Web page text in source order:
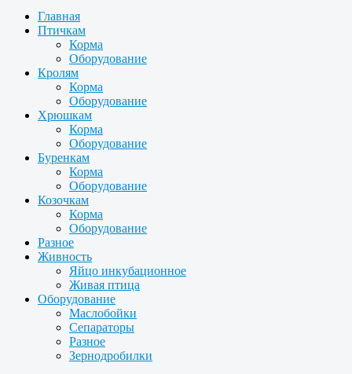
Главная
Птичкам
Корма
Оборудование
Кролям
Корма
Оборудование
Хрюшкам
Корма
Оборудование
Буренкам
Корма
Оборудование
Козочкам
Корма
Оборудование
Разное
Живность
Яйцо инкубационное
Живая птица
Оборудование
Маслобойки
Сепараторы
Разное
Зернодробилки